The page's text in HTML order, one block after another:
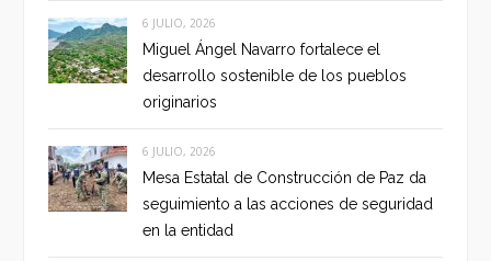
6 JULIO, 2026
Miguel Ángel Navarro fortalece el
desarrollo sostenible de los pueblos
originarios
6 JULIO, 2026
Mesa Estatal de Construcción de Paz da
seguimiento a las acciones de seguridad
en la entidad